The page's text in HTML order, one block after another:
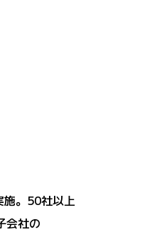
。50社以上
会社の